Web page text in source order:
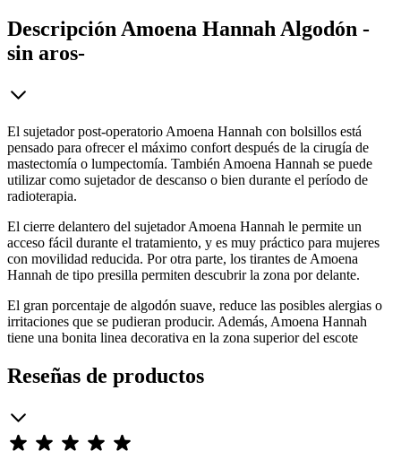
Descripción Amoena Hannah Algodón -
sin aros-
El sujetador post-operatorio Amoena Hannah con bolsillos está
pensado para ofrecer el máximo confort después de la cirugía de
mastectomía o lumpectomía. También Amoena Hannah se puede
utilizar como sujetador de descanso o bien durante el período de
radioterapia.
El cierre delantero del sujetador Amoena Hannah le permite un
acceso fácil durante el tratamiento, y es muy práctico para mujeres
con movilidad reducida. Por otra parte, los tirantes de Amoena
Hannah de tipo presilla permiten descubrir la zona por delante.
El gran porcentaje de algodón suave, reduce las posibles alergias o
irritaciones que se pudieran producir. Además, Amoena Hannah
tiene una bonita linea decorativa en la zona superior del escote
Reseñas de productos